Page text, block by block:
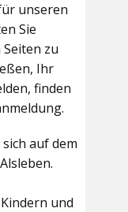
unseren
Sie
zu
Ihr
finden
auf dem
und